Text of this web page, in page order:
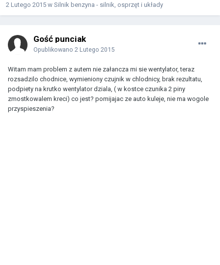
2 Lutego 2015 w Silnik benzyna - silnik, osprzęt i układy
Gość punciak
Opublikowano 2 Lutego 2015
Witam mam problem z autem nie załancza mi sie wentylator, teraz
rozsadzilo chodnice, wymieniony czujnik w chlodnicy, brak rezultatu,
podpiety na krutko wentylator dziala, ( w kostce czunika 2 piny
zmostkowalem kreci) co jest? pomijajac ze auto kuleje, nie ma wogole
przyspieszenia?